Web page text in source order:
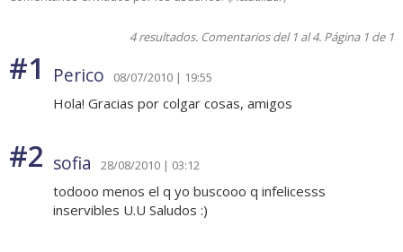
4 resultados. Comentarios del 1 al 4. Página 1 de 1
#1 Perico 08/07/2010 | 19:55
Hola! Gracias por colgar cosas, amigos
#2 sofia 28/08/2010 | 03:12
todooo menos el q yo buscooo q infelicesss
inservibles U.U Saludos :)